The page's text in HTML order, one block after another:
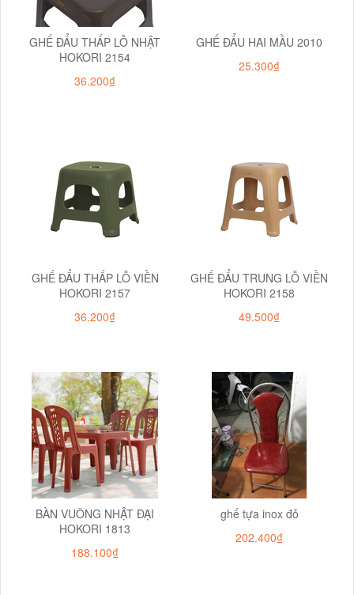
GHẾ ĐẨU THẤP LỖ NHẬT
HOKORI 2154
36.200₫
GHẾ ĐẨU HAI MẦU 2010
25.300₫
GHẾ ĐẨU THẤP LỖ VIỀN
HOKORI 2157
36.200₫
GHẾ ĐẨU TRUNG LỖ VIỀN
HOKORI 2158
49.500₫
BÀN VUÔNG NHẬT ĐẠI
HOKORI 1813
188.100₫
ghế tựa inox đỏ
202.400₫